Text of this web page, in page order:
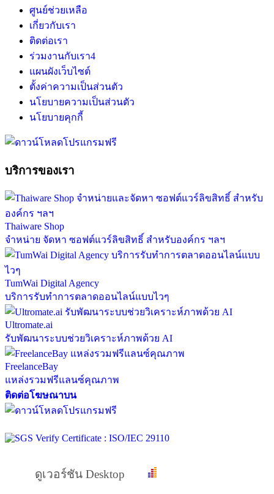
ศูนย์ช่วยเหลือ
เกี่ยวกับเรา
ติดต่อเรา
ร่วมงานกับเรา4
แผนผังเว็บไซต์
ตั้งค่าความเป็นส่วนตัว
นโยบายความเป็นส่วนตัว
นโยบายคุกกี้
บริการของเรา
Thaiware Shop
จำหน่าย จัดหา ซอฟต์แวร์ลิขสิทธิ์ สำหรับองค์กร ฯลฯ
TumWai Digital Agency
บริการรับทำการตลาดออนไลน์แบบไวๆ
Ultromate.ai
รับพัฒนาระบบช่วยวิเคราะห์ภาพด้วย AI
FreelanceBay
แหล่งรวมฟรีแลนซ์คุณภาพ
ติดต่อโฆษณาบน
ดูเวอร์ชัน Desktop